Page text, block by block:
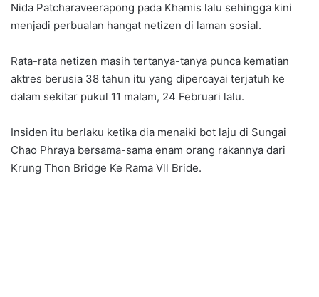
Nida Patcharaveerapong pada Khamis lalu sehingga kini
menjadi perbualan hangat netizen di laman sosial.
Rata-rata netizen masih tertanya-tanya punca kematian
aktres berusia 38 tahun itu yang dipercayai terjatuh ke
dalam sekitar pukul 11 malam, 24 Februari lalu.
Insiden itu berlaku ketika dia menaiki bot laju di Sungai
Chao Phraya bersama-sama enam orang rakannya dari
Krung Thon Bridge Ke Rama Vll Bride.